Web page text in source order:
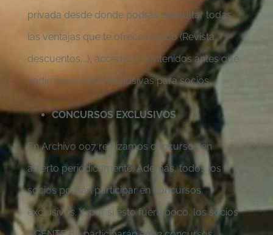
privada desde donde podrás consultar todas
las ventajas que te ofrece el Club (Revista,
descuentos,…), acceder a contenidos antes que
nadie o a noticias exclusivas para socios.
CONCURSOS EXCLUSIVOS
En Archivo 007 realizamos concursos en
abierto periódicamente. Además, todos los
socios podrán participar en concursos
exclusivos. Y, por si esto fuera poco, los socios